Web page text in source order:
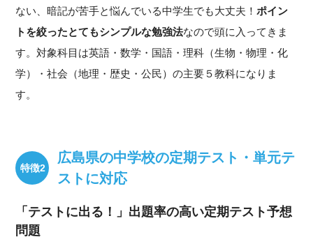
ない、暗記が苦手と悩んでいる中学生でも大丈夫！ポイン
トを絞ったとてもシンプルな勉強法なので頭に入ってきま
す。対象科目は英語・数学・国語・理科（生物・物理・化
学）・社会（地理・歴史・公民）の主要５教科になりま
す。
広島県の中学校の定期テスト・単元テ
ストに対応
「テストに出る！」出題率の高い定期テスト予想
問題